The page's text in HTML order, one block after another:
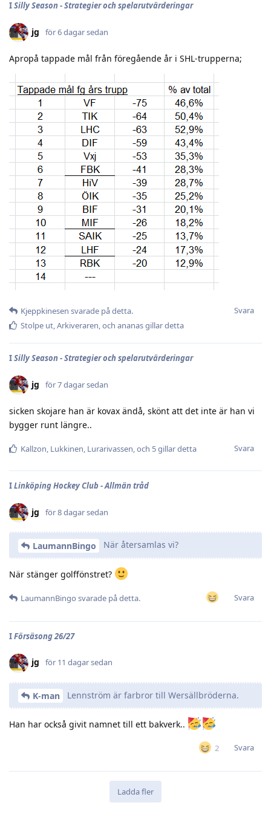
ISilly Season - Strategier och spelarutvärderingar
jg för 6 dagar sedan
Apropå tappade mål från föregående år i SHL-trupperna;
Svara
Kjeppkinesen svarade på detta.
Stolpe ut,Arkiveraren, och ananasgillar detta
ISilly Season - Strategier och spelarutvärderingar
jg för 7 dagar sedan
sicken skojare han är kovax ändå, skönt att det inte är han vi
bygger runt längre..
Svara
Kallzon, Lukkinen, Lurarivassen, och 5gillar detta
ILinköping Hockey Club - Allmän tråd
jg för 8 dagar sedan
LaumannBingo När återsamlas vi?
När stänger golffönstret?
Svara
LaumannBingo svarade på detta.
IFörsäsong 26/27
jg för 11 dagar sedan
K-man Lennström är farbror till Wersällbröderna.
Han har också givit namnet till ett bakverk..
2 Svara
Ladda fler